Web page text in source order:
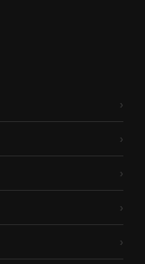
›
›
›
›
›